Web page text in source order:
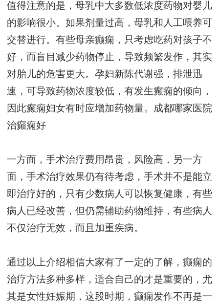
值得注意的是，母乳中大多数低浓度药物对婴儿
的影响很小。如果剂量过高，母乳和人工喂养可
交替进行。有些母亲癫痫，只考虑吃药对孩子不
好，而盲目减少药物停止，导致频繁发作，其实
对胎儿的危害更大。孕妇新陈代谢强，排泄迅
速，可导致药物浓度较低，有发生癫痫的倾向，
因此癫痫妇女有时应增加药物量。 成都哪家医院
治癫痫好
一方面，手术治疗费用昂贵，风险高，另一方
面，手术治疗效果仍有待考虑，手术并不是能立
即治疗好的，只有少数病人可以恢复健康，有些
病人已经改善，但仍需辅助药物维持，有些病人
不仅治疗无效，而且加重疾病。
通过以上介绍相信大家有了一定的了解，癫痫的
治疗方法多种多样，适合自己的才是重要的，尤
其是女性妊娠期，这段时期，癫痫发作不再是一